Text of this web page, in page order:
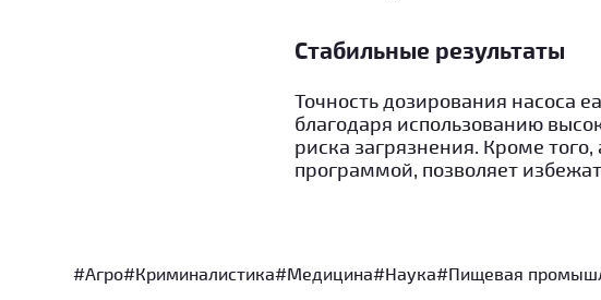
Стабильные результаты
Точность дозирования насоса
благодаря использованию
риска загрязнения. Кроме
программой, позволяет
#Агро#Криминалистика#Медицина#Наука#Пищевая